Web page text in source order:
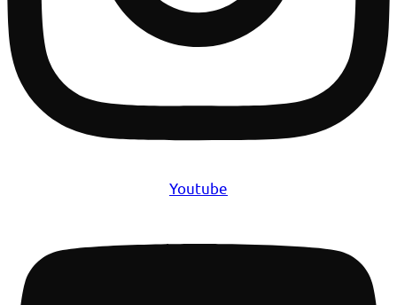
Youtube